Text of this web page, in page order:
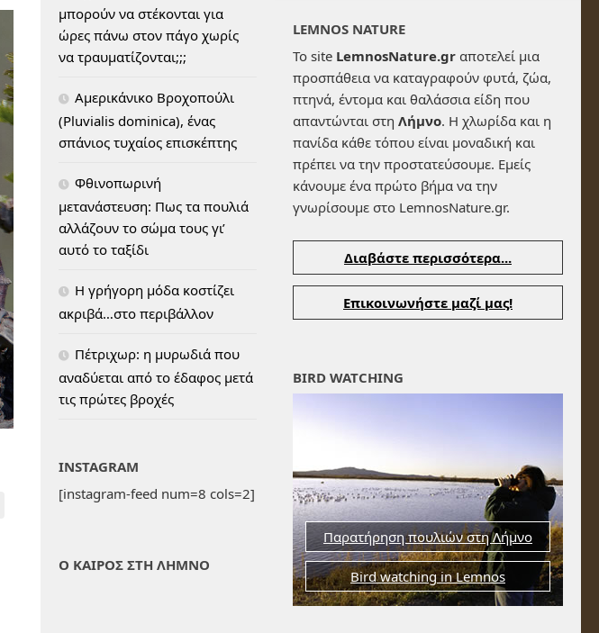
LEMNOS NATURE
Το site LemnosNature.gr αποτελεί μια
προσπάθεια να καταγραφούν φυτά, ζώα,
πτηνά, έντομα και θαλάσσια είδη που
απαντώνται στη Λήμνο. Η χλωρίδα και η
πανίδα κάθε τόπου είναι μοναδική και
πρέπει να την προστατεύσουμε. Εμείς
κάνουμε ένα πρώτο βήμα να την
γνωρίσουμε στο LemnosNature.gr.
Διαβάστε περισσότερα...
Επικοινωνήστε μαζί μας!
BIRD WATCHING
Παρατήρηση πουλιών στη Λήμνο
Bird watching in Lemnos
μπορούν να στέκονται για
ώρες πάνω στον πάγο χωρίς
να τραυματίζονται;;;
Αμερικάνικο Βροχοπούλι
(Pluvialis dominica), ένας
σπάνιος τυχαίος επισκέπτης
Φθινοπωρινή
μετανάστευση: Πως τα πουλιά
αλλάζουν το σώμα τους γι’
αυτό το ταξίδι
H γρήγορη μόδα κοστίζει
ακριβά…στο περιβάλλον
Πέτριχωρ: η μυρωδιά που
αναδύεται από το έδαφος μετά
τις πρώτες βροχές
INSTAGRAM
[instagram-feed num=8 cols=2]
Ο ΚΑΙΡΟΣ ΣΤΗ ΛΗΜΝΟ